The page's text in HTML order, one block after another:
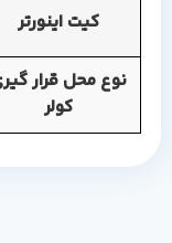
کیت اینورتر
نوع محل قرار گیری